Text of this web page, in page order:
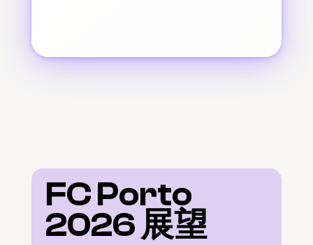
FC Porto
2026 展望